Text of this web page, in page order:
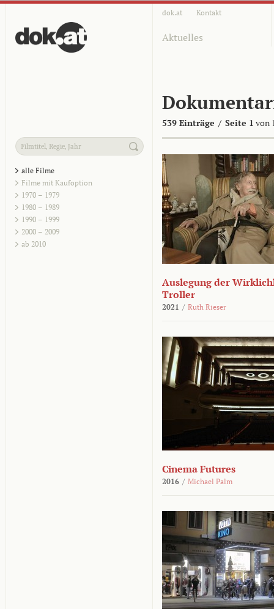
dok.at Kontakt
Aktuelles
539 Einträge / Seite 1 von
alle Filme
Filme mit Kaufoption
1970 – 1979
1980 – 1989
1990 – 1999
2000 – 2009
ab 2010
Auslegung der
Troller
2021 / Ruth Rieser
Cinema Futures
2016 / Michael Palm